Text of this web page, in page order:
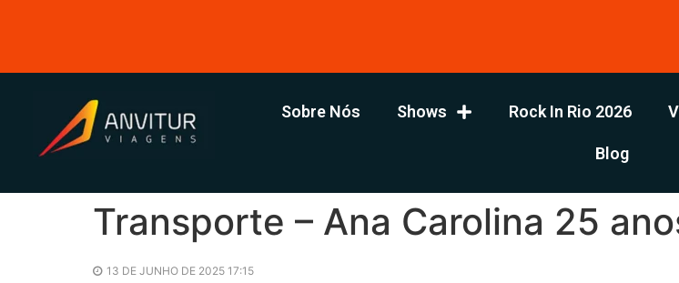
Sobre Nós Shows Rock In Rio 2026
Blog
Transporte – Ana Carolina 25
13 DE JUNHO DE 2025 17:15